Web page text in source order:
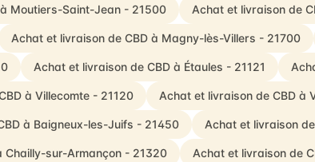
Moutiers-Saint-Jean - 21500 Achat et livraison de
Achat et livraison de CBD à Magny-lès-Villers - 21700
Achat et livraison de CBD à Étaules - 21121
à Villecomte - 21120 Achat et livraison de CBD à
à Baigneux-les-Juifs - 21450 Achat et livraison
Chailly-sur-Armançon - 21320 Achat et livraison de